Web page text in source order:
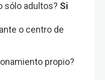
sólo adultos? Si
o centro de
propio?